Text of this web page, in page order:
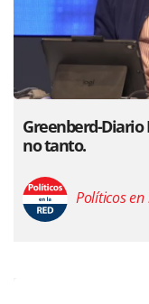
Greenberd-Diario
no tanto.
Políticos en